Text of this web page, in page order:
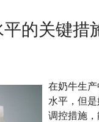
的关键措
在奶牛生
水平，但
调控措施，